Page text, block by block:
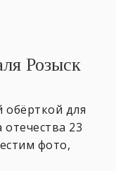
Розыск
для
23
фото,